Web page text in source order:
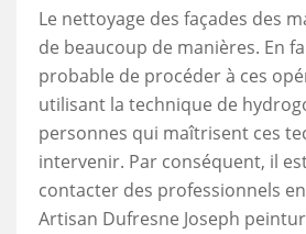
Le nettoyage des façades des
de beaucoup de manières. En
probable de procéder à ces
utilisant la technique de
personnes qui maîtrisent ces
intervenir. Par conséquent, il
contacter des professionnels
Artisan Dufresne Joseph